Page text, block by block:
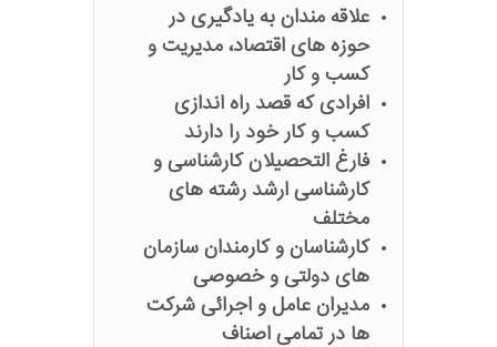
علاقه مندان به یادگیری در
حوزه های اقتصاد، مدیریت و
کسب و کار
افرادی که قصد راه اندازی
کسب و کار خود را دارند
فارغ التحصیلان کارشناسی و
کارشناسی ارشد رشته های
مختلف
کارشناسان و کارمندان سازمان
های دولتی و خصوصی
مدیران عامل و اجرائی شرکت
ها در تمامی اصناف